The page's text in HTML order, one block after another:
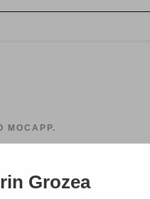
MOCAPP.
Grozea